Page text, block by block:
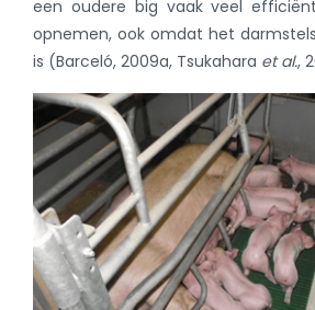
een oudere big vaak veel
opnemen, ook omdat het
is (Barceló, 2009a, Tsukahara et al.,